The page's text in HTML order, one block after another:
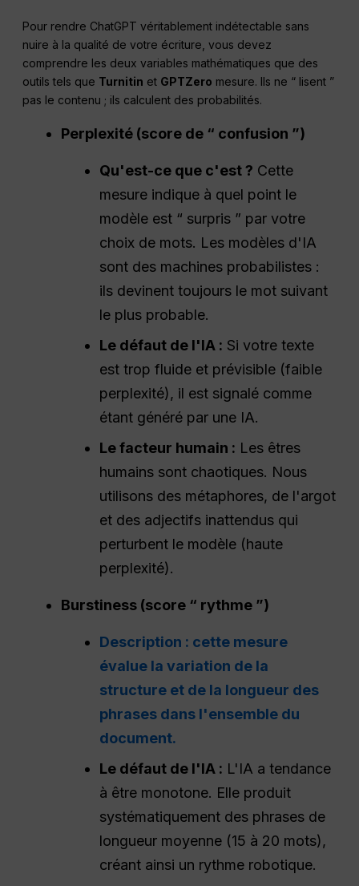
Pour rendre ChatGPT véritablement indétectable sans
nuire à la qualité de votre écriture, vous devez
comprendre les deux variables mathématiques que des
outils tels que Turnitin et GPTZero mesure. Ils ne “ lisent ”
pas le contenu ; ils calculent des probabilités.
Perplexité (score de “ confusion ”)
Qu'est-ce que c'est ? Cette
mesure indique à quel point le
modèle est “ surpris ” par votre
choix de mots. Les modèles d'IA
sont des machines probabilistes :
ils devinent toujours le mot suivant
le plus probable.
Le défaut de l'IA : Si votre texte
est trop fluide et prévisible (faible
perplexité), il est signalé comme
étant généré par une IA.
Le facteur humain : Les êtres
humains sont chaotiques. Nous
utilisons des métaphores, de l'argot
et des adjectifs inattendus qui
perturbent le modèle (haute
perplexité).
Burstiness (score “ rythme ”)
Description : cette mesure
évalue la variation de la
structure et de la longueur des
phrases dans l'ensemble du
document.
Le défaut de l'IA : L'IA a tendance
à être monotone. Elle produit
systématiquement des phrases de
longueur moyenne (15 à 20 mots),
créant ainsi un rythme robotique.